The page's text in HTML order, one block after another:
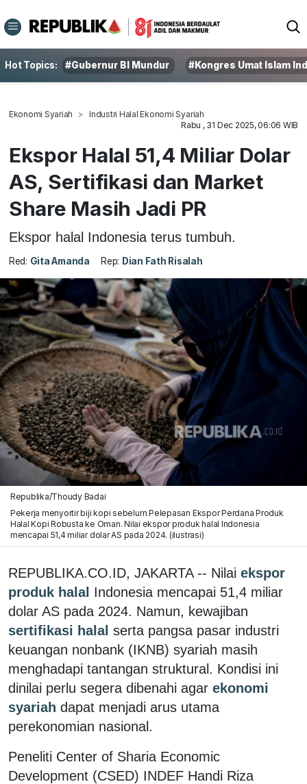
Hot Topics: #Gubernur BI Mundur #Kongres Umat Islam
Ekonomi Syariah
Industri Halal Ekonomi Syariah
Rabu , 31 Dec 2025, 06:06 WIB
Ekspor Halal 51,4 Miliar Dolar
AS, Sertifikasi dan Market
Share Masih Jadi PR
Ekspor halal Indonesia terus tumbuh.
Red: Gita Amanda Rep: Dian Fath Risalah
Republika/Thoudy Badai
Pekerja menyortir biji kopi sebelum Pelepasan Ekspor Perdana Produk
Halal Kopi Robusta ke Oman. Nilai ekspor produk halal Indonesia
mencapai 51,4 miliar dolar AS pada 2024. (ilustrasi)
REPUBLIKA.CO.ID, JAKARTA -- Nilai ekspor
produk halal Indonesia mencapai 51,4 miliar
dolar AS pada 2024. Namun, kewajiban
sertifikasi halal serta pangsa pasar industri
keuangan nonbank (IKNB) syariah masih
menghadapi tantangan struktural. Kondisi ini
dinilai perlu segera dibenahi agar ekonomi
syariah dapat menjadi arus utama
perekonomian nasional.
Peneliti Center of Sharia Economic
Development (CSED) INDEF Handi Riza